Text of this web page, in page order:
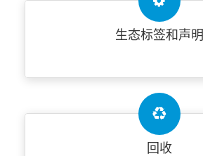
生态标签和声明
回收